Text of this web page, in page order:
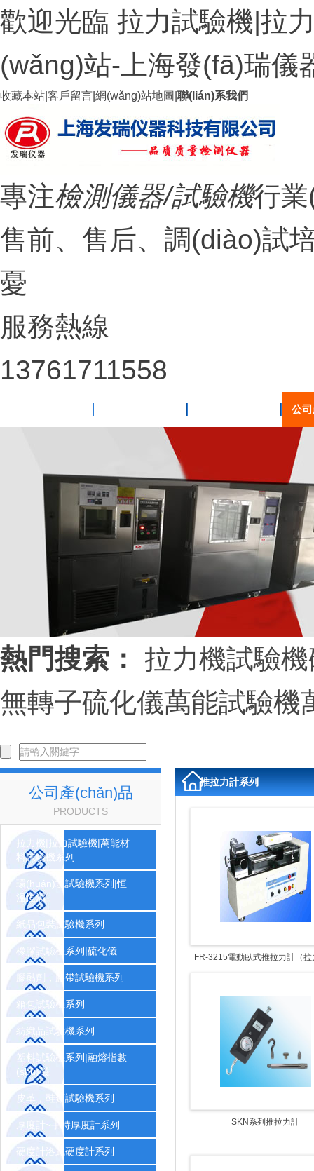
歡迎光臨 拉力試驗機|拉
(wǎng)站-上海發(fā)瑞儀
收藏本站 客戶留言 網(wǎng)站地圖 聯(lián)系我們
專注檢測儀器/試驗機行
售前、售后、調
憂
服務熱線
13761711558
公
熱門搜索： 拉力機試驗機
無轉子硫化儀萬能試驗機
公司產(chǎn)品
PRODUCTS
拉力機|拉力試驗機|萬能材
料試驗機系列
環(huán)境試驗機系列|恒
溫恒濕
紙品包裝試驗機系列
橡膠試驗機系列|硫化儀
膠黏劑，膠帶試驗機系列
箱包試驗機系列
紡織品試驗機系列
塑料試驗機系列|融熔指數
(shù)儀
皮革，鞋類試驗機系列
厚度計~手持厚度計系列
硬度計洛式硬度計系列
推拉力計系列
FR-3215電動臥式推拉力計（拉
SKN系列推拉力計